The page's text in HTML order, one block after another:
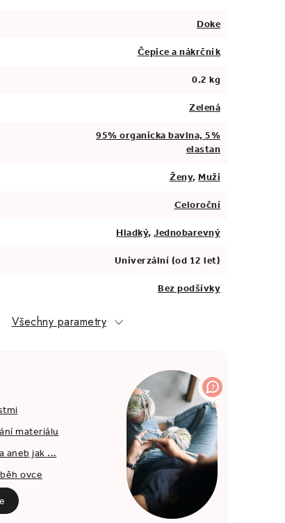
Doke
Čepice a nákrčník
0.2 kg
Zelená
95% organicka bavlna, 5%
elastan
Ženy, Muži
Celoroční
Hladký, Jednobarevný
Univerzální (od 12 let)
Bez podšívky
Všechny parametry
materiálu
aneb jak ...
ovce